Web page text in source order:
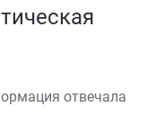
отвечала